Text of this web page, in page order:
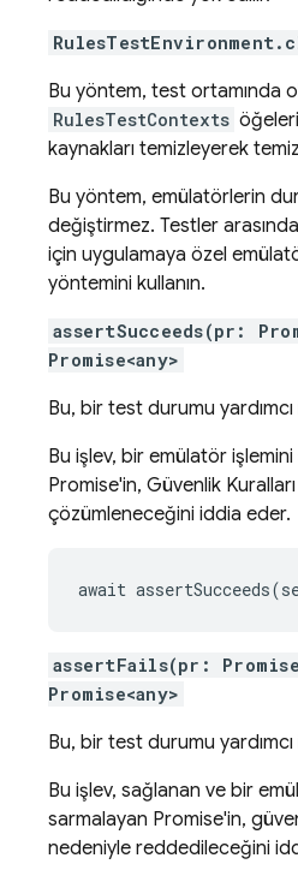
Bu yöntem, test ortamında
RulesTestContexts
kaynakları temizleyerek
Bu yöntem, emülatörlerin
değiştirmez. Testler
için uygulamaya özel
yöntemini kullanın.
assertSucceeds(pr:
Promise<any>
Bu, bir test durumu yardımcı
Bu işlev, bir emülatör
Promise'in, Güvenlik
çözümleneceğini iddia eder.
await
assertFails(pr:
Promise<any>
Bu, bir test durumu yardımcı
Bu işlev, sağlanan ve bir
sarmalayan Promise'in,
nedeniyle reddedileceğini